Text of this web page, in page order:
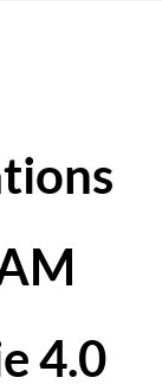
4.0